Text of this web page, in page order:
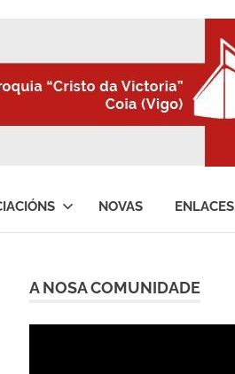
NOVAS ENLACES
A NOSA COMUNIDADE